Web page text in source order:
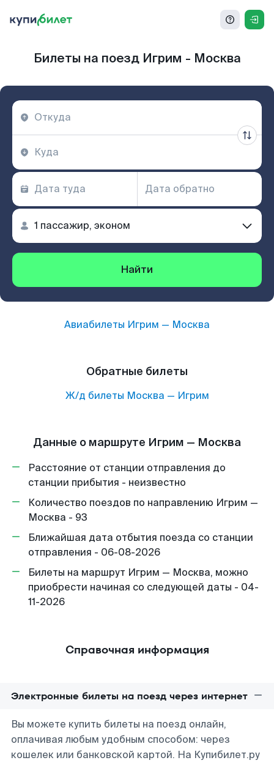
Билеты на поезд Игрим - Москва
Найти
Авиабилеты Игрим — Москва
Обратные билеты
Ж/д билеты Москва — Игрим
Данные о маршруте Игрим — Москва
Расстояние от станции отправления до
станции прибытия - неизвестно
Количество поездов по направлению Игрим —
Москва - 93
Ближайшая дата отбытия поезда со станции
отправления - 06-08-2026
Билеты на маршрут Игрим — Москва, можно
приобрести начиная со следующей даты - 04-
11-2026
Справочная информация
Электронные билеты на поезд через интернет
Вы можете купить билеты на поезд онлайн,
оплачивая любым удобным способом: через
кошелек или банковской картой. На Купибилет.ру